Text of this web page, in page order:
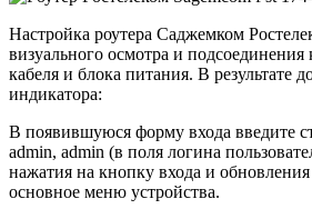
Настройка роутера Саджемком
визуального осмотра и подсоединения
кабеля и блока питания. В результате
индикатора:
В появившуюся форму входа введите
admin, admin (в поля логина
нажатия на кнопку входа и
основное меню устройства.